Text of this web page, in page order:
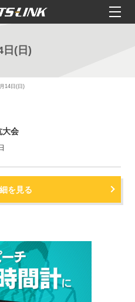
日(日)
14日(日)
大会
を見る